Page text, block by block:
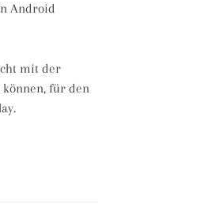
Android
mit der
für den